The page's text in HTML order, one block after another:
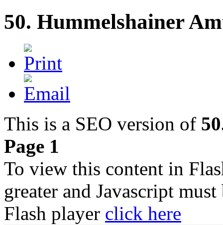
50. Hummelshainer
This is a SEO version of
Page 1
To view this content in
greater and Javascript
Flash player click here